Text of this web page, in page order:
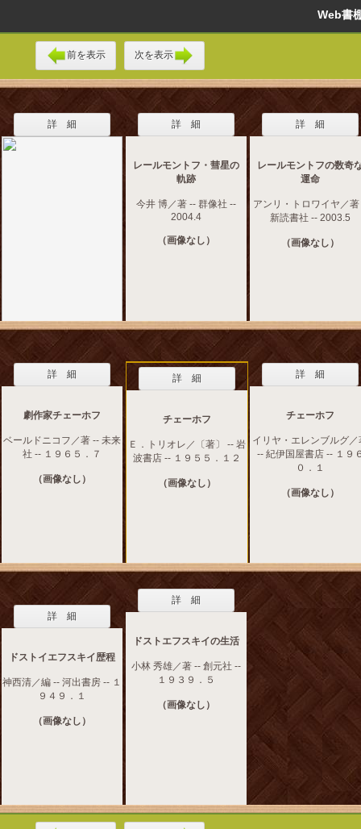
Web
前を表示 次を表示
詳 細 詳 細
レールモントフ・彗星の
軌跡
今井 博／著 -- 群像社 --
2004.4
（画像なし）
詳 細
レールモントフの数奇
運命
アンリ・トロワイヤ／著
新読書社 -- 2003.5
（画像なし）
詳 細
劇作家チェーホフ
ベールドニコフ／著 -- 未来
社 -- １９６５．７
（画像なし）
詳 細
チェーホフ
Ｅ．トリオレ／〔著〕 -- 岩
波書店 -- １９５５．１２
（画像なし）
詳 細
チェーホフ
イリヤ・エレンブルグ／
-- 紀伊国屋書店 -- １９
０．１
（画像なし）
詳 細
ドストイエフスキイ歴程
神西清／編 -- 河出書房 -- １
９４９．１
（画像なし）
詳 細
ドストエフスキイの生活
小林 秀雄／著 -- 創元社 --
１９３９．５
（画像なし）